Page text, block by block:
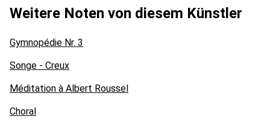
Weitere Noten von diesem Künstler
Gymnopédie Nr. 3
Songe - Creux
Méditation à Albert Roussel
Choral